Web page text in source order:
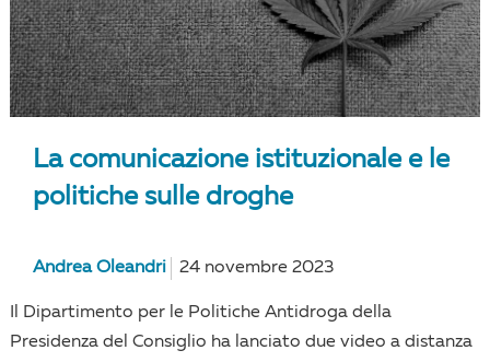
La comunicazione istituzionale e le
politiche sulle droghe
Andrea Oleandri 24 novembre 2023
Il Dipartimento per le Politiche Antidroga della
Presidenza del Consiglio ha lanciato due video a distanza